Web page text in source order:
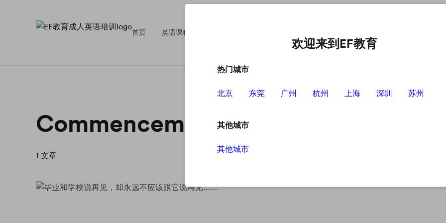
首页 英语课程
Commencement
1 文章
欢迎来到EF教育
热门城市
北京 东莞 广州 杭州 上海 深圳 苏州
其他城市
其他城市